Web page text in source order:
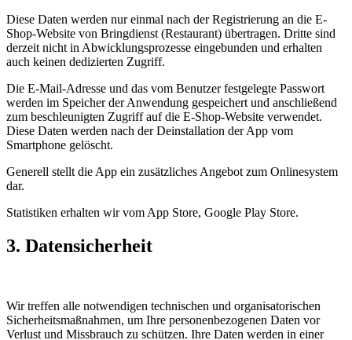
Diese Daten werden nur einmal nach der Registrierung an die E-
Shop-Website von Bringdienst (Restaurant) übertragen. Dritte sind
derzeit nicht in Abwicklungsprozesse eingebunden und erhalten
auch keinen dedizierten Zugriff.
Die E-Mail-Adresse und das vom Benutzer festgelegte Passwort
werden im Speicher der Anwendung gespeichert und anschließend
zum beschleunigten Zugriff auf die E-Shop-Website verwendet.
Diese Daten werden nach der Deinstallation der App vom
Smartphone gelöscht.
Generell stellt die App ein zusätzliches Angebot zum Onlinesystem
dar.
Statistiken erhalten wir vom App Store, Google Play Store.
3. Datensicherheit
Wir treffen alle notwendigen technischen und organisatorischen
Sicherheitsmaßnahmen, um Ihre personenbezogenen Daten vor
Verlust und Missbrauch zu schützen. Ihre Daten werden in einer